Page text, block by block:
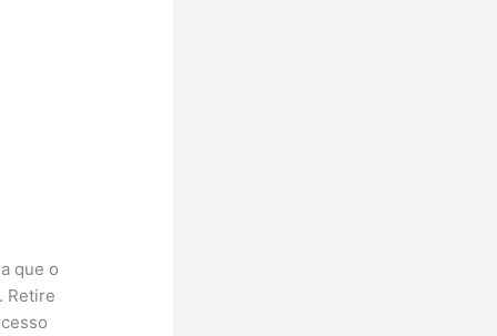
que o
Retire